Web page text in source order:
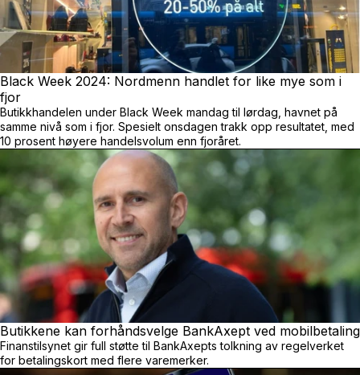
Black Week 2024: Nordmenn handlet for like mye som i
fjor
Butikkhandelen under Black Week mandag til lørdag, havnet på
samme nivå som i fjor. Spesielt onsdagen trakk opp resultatet, med
10 prosent høyere handelsvolum enn fjoråret.
Butikkene kan forhåndsvelge BankAxept ved mobilbetaling
Finanstilsynet gir full støtte til BankAxepts tolkning av regelverket
for betalingskort med flere varemerker.